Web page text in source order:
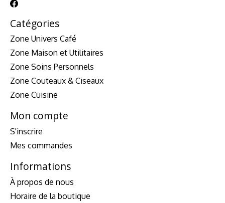
Catégories
Zone Univers Café
Zone Maison et Utilitaires
Zone Soins Personnels
Zone Couteaux & Ciseaux
Zone Cuisine
Mon compte
S'inscrire
Mes commandes
Informations
À propos de nous
Horaire de la boutique